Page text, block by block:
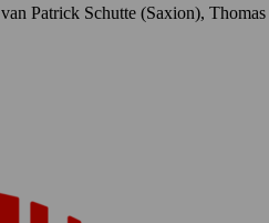
van Patrick Schutte (Saxion),